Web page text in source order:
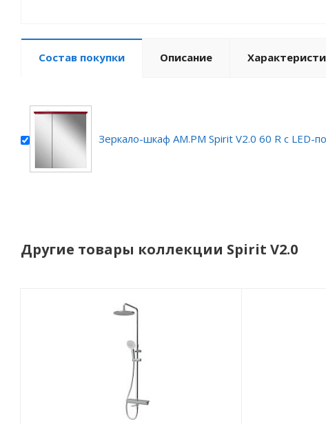
Состав покупки Описание
Зеркало-шкаф AM.PM Spirit V2.0 60 R с LED-
Другие товары коллекции Spirit V2.0